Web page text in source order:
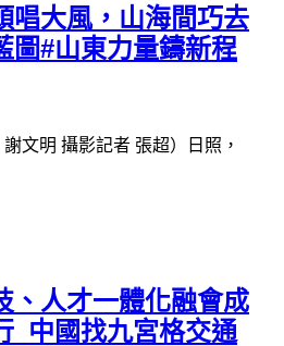
唱大風，山海間巧去
圖#山東力量鑄新程
文明 攝影記者 張超）日照，
、人才一體化融會成
_中國找九宮格交通